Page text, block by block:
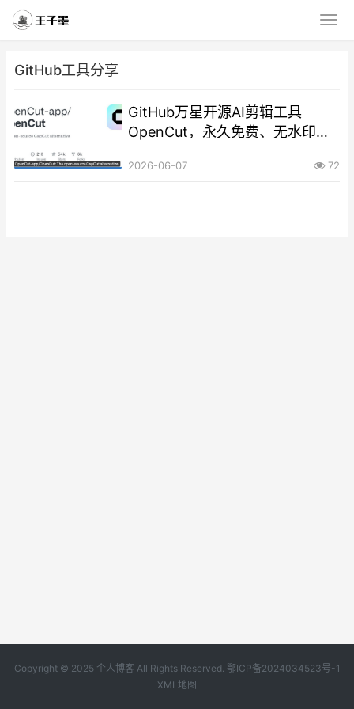
GitHub工具分享
GitHub万星开源AI剪辑工具
OpenCut，永久免费、无水印无
2026-06-07 72
Copyright © 2025 个人博客 All Rights Reserved. 鄂ICP备2024034523号-1
XML地图